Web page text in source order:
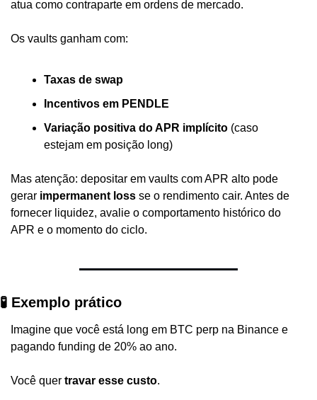
atua como contraparte em ordens de mercado.
Os vaults ganham com:
Taxas de swap
Incentivos em PENDLE
Variação positiva do APR implícito (caso
estejam em posição long)
Mas atenção: depositar em vaults com APR alto pode
gerar impermanent loss se o rendimento cair. Antes de
fornecer liquidez, avalie o comportamento histórico do
APR e o momento do ciclo.
🧪 Exemplo prático
Imagine que você está long em BTC perp na Binance e
pagando funding de 20% ao ano.
Você quer travar esse custo.